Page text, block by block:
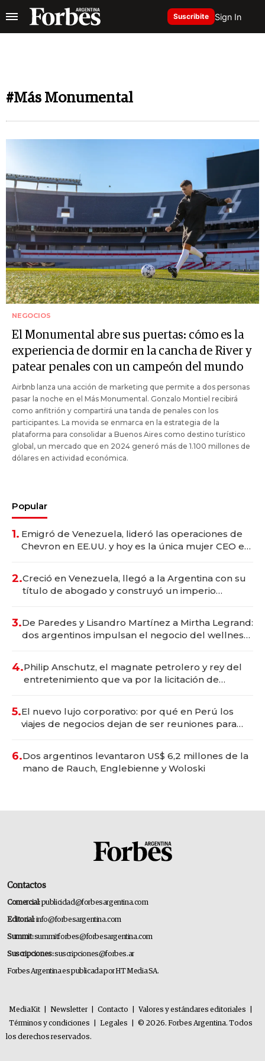
Suscribite Sign In
#Más Monumental
NEGOCIOS
El Monumental abre sus puertas: cómo es la
experiencia de dormir en la cancha de River y
patear penales con un campeón del mundo
Airbnb lanza una acción de marketing que permite a dos personas
pasar la noche en el Más Monumental. Gonzalo Montiel recibirá
como anfitrión y compartirá una tanda de penales con los
participantes. La movida se enmarca en la estrategia de la
plataforma para consolidar a Buenos Aires como destino turístico
global, un mercado que en 2024 generó más de 1.100 millones de
dólares en actividad económica.
Popular
1. Emigró de Venezuela, lideró las operaciones de
Chevron en EE.UU. y hoy es la única mujer CEO en
2.Creció en Venezuela, llegó a la Argentina con su
título de abogado y construyó un imperio
3.De Paredes y Lisandro Martínez a Mirtha Legrand:
dos argentinos impulsan el negocio del wellness
4.Philip Anschutz, el magnate petrolero y rey del
entretenimiento que va por la licitación de
5.El nuevo lujo corporativo: por qué en Perú los
viajes de negocios dejan de ser reuniones para
6.Dos argentinos levantaron US$ 6,2 millones de la
mano de Rauch, Englebienne y Woloski
Contactos
Comercial:publicidad@forbesargentina.com
Editorial:info@forbesargentina.com
Summit:summitforbes@forbesargentina.com
Suscripciones:suscripciones@forbes.ar
Forbes Argentina es publicada por HT Media SA.
MediaKit Newsletter Contacto Valores y estándares editoriales
Términos y condiciones
Legales
© 2026. Forbes Argentina. Todos
los derechos reservados.